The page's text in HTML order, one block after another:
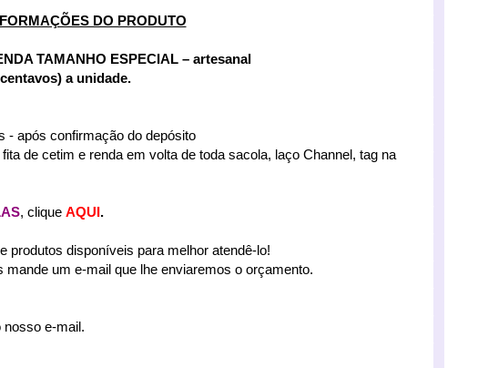
DO PRODUTO
TAMANHO ESPECIAL – artesanal
a unidade.
- após confirmação do depósito
fita de cetim e renda em volta de toda sacola, laço Channel, tag na
, clique AQUI.
produtos disponíveis para melhor atendê-lo!
um e-mail que lhe enviaremos o orçamento.
nosso e-mail.